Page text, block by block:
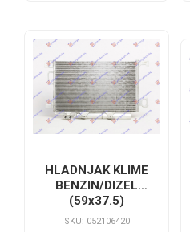
HLADNJAK KLIME
BENZIN/DIZEL
(59x37.5)
SKU: 052106420